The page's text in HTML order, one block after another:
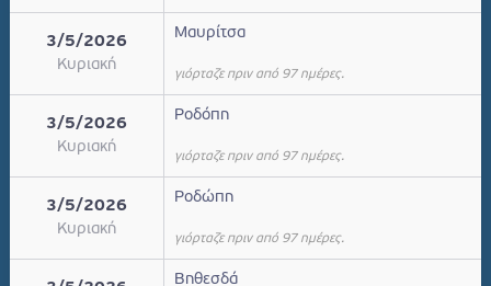
3/5/2026
Κυριακή
Μαυρίτσα
γιόρταζε πριν από 97 ημέρες.
3/5/2026
Κυριακή
Ροδόπη
γιόρταζε πριν από 97 ημέρες.
3/5/2026
Κυριακή
Ροδώπη
γιόρταζε πριν από 97 ημέρες.
Βηθεσδά